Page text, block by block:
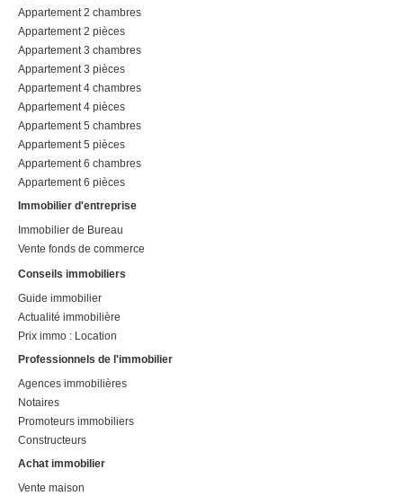
Appartement 2 chambres
Appartement 2 pièces
Appartement 3 chambres
Appartement 3 pièces
Appartement 4 chambres
Appartement 4 pièces
Appartement 5 chambres
Appartement 5 pièces
Appartement 6 chambres
Appartement 6 pièces
Immobilier d'entreprise
Immobilier de Bureau
Vente fonds de commerce
Conseils immobiliers
Guide immobilier
Actualité immobilière
Prix immo : Location
Professionnels de l'immobilier
Agences immobilières
Notaires
Promoteurs immobiliers
Constructeurs
Achat immobilier
Vente maison